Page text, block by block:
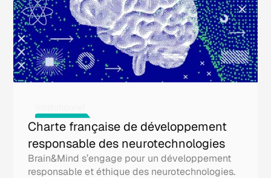
Charte française de développement
responsable des neurotechnologies
Brain&Mind s’engage pour un développement
responsable et éthique des neurotechnologies.